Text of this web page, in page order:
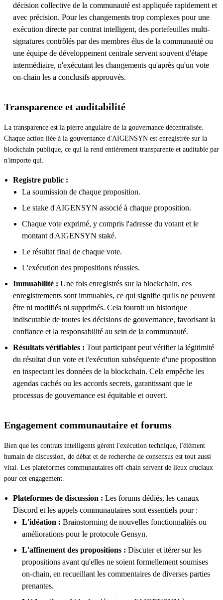
décision collective de la communauté est appliquée rapidement et
avec précision. Pour les changements trop complexes pour une
exécution directe par contrat intelligent, des portefeuilles multi-
signatures contrôlés par des membres élus de la communauté ou
une équipe de développement centrale servent souvent d'étape
intermédiaire, n'exécutant les changements qu'après qu'un vote
on-chain les a conclusifs approuvés.
Transparence et auditabilité
La transparence est la pierre angulaire de la gouvernance décentralisée.
Chaque action liée à la gouvernance d'AIGENSYN est enregistrée sur la
blockchain publique, ce qui la rend entièrement transparente et auditable par
n'importe qui.
Registre public :
La soumission de chaque proposition.
Le stake d'AIGENSYN associé à chaque proposition.
Chaque vote exprimé, y compris l'adresse du votant et le
montant d'AIGENSYN staké.
Le résultat final de chaque vote.
L'exécution des propositions réussies.
Immuabilité : Une fois enregistrés sur la blockchain, ces
enregistrements sont immuables, ce qui signifie qu'ils ne peuvent
être ni modifiés ni supprimés. Cela fournit un historique
indiscutable de toutes les décisions de gouvernance, favorisant la
confiance et la responsabilité au sein de la communauté.
Résultats vérifiables : Tout participant peut vérifier la légitimité
du résultat d'un vote et l'exécution subséquente d'une proposition
en inspectant les données de la blockchain. Cela empêche les
agendas cachés ou les accords secrets, garantissant que le
processus de gouvernance est équitable et ouvert.
Engagement communautaire et forums
Bien que les contrats intelligents gèrent l'exécution technique, l'élément
humain de discussion, de débat et de recherche de consensus est tout aussi
vital. Les plateformes communautaires off-chain servent de lieux cruciaux
pour cet engagement.
Plateformes de discussion : Les forums dédiés, les canaux
Discord et les appels communautaires sont essentiels pour :
L'idéation : Brainstorming de nouvelles fonctionnalités ou
améliorations pour le protocole Gensyn.
L'affinement des propositions : Discuter et itérer sur les
propositions avant qu'elles ne soient formellement soumises
on-chain, en recueillant les commentaires de diverses parties
prenantes.